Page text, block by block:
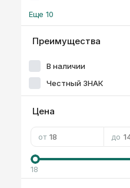
Еще 10
Преимущества
В наличии
Честный ЗНАК
Цена
от до
18